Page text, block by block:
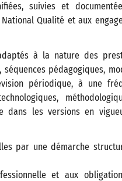
suivies et
Qualité et aux
à la nature des
pédagogiques,
périodique, à une
dans les versions en
par une démarche
et aux